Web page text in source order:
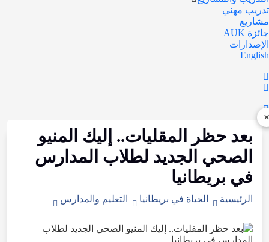
تدريب مهني
مشاريع
جائزة AUK
الإصدارات
English
بعد حظر المقليات.. إليك المنيو
الصحي الجديد لطلاب المدارس
في بريطانيا
الرئيسية الحياة في بريطانيا التعليم والمدارس
×